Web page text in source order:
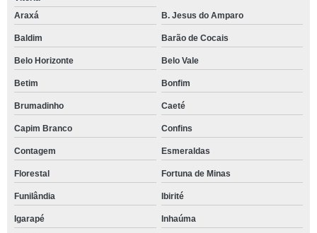
Araxá
B. Jesus do Amparo
Baldim Barão de Cocais
Belo Horizonte Belo Vale
Betim Bonfim
Brumadinho Caeté
Capim Branco Confins
Contagem Esmeraldas
Florestal Fortuna de Minas
Funilândia Ibirité
Igarapé Inhaúma